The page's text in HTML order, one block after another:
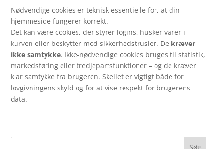
Nødvendige cookies er teknisk essentielle for, at din
hjemmeside fungerer korrekt.
Det kan være cookies, der styrer logins, husker varer i
kurven eller beskytter mod sikkerhedstrusler. De kræver
ikke samtykke. Ikke-nødvendige cookies bruges til statistik,
markedsføring eller tredjepartsfunktioner – og de kræver
klar samtykke fra brugeren. Skellet er vigtigt både for
lovgivningens skyld og for at vise respekt for brugerens
data.